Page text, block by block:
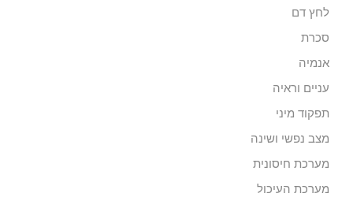
לחץ דם
סכרת
אנמיה
עניים וראיה
תפקוד מיני
מצב נפשי ושינה
מערכת חיסונית
מערכת העיכול